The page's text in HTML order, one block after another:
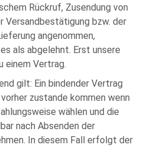
Rückruf, Zusendung von
Versandbestätigung bzw. der
angenommen,
als abgelehnt. Erst unsere
einem Vertrag.
gilt: Ein bindender Vertrag
zustande kommen wenn
wählen und die
nach Absenden der
In diesem Fall erfolgt der